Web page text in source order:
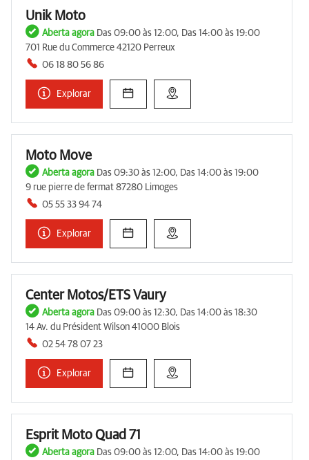
Unik Moto
Aberta agora Das 09:00 às 12:00, Das 14:00 às 19:00
701 Rue du Commerce 42120 Perreux
06 18 80 56 86
Explorar
Moto Move
Aberta agora Das 09:30 às 12:00, Das 14:00 às 19:00
9 rue pierre de fermat 87280 Limoges
05 55 33 94 74
Explorar
Center Motos/ETS Vaury
Aberta agora Das 09:00 às 12:30, Das 14:00 às 18:30
14 Av. du Président Wilson 41000 Blois
02 54 78 07 23
Explorar
Esprit Moto Quad 71
Aberta agora Das 09:00 às 12:00, Das 14:00 às 19:00